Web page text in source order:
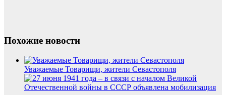
Похожие новости
Уважаемые Товарищи, жители Севастополя